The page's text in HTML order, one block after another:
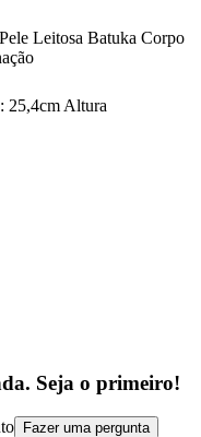
Leitosa Batuka Corpo
25,4cm Altura
Seja o primeiro!
Fazer uma pergunta